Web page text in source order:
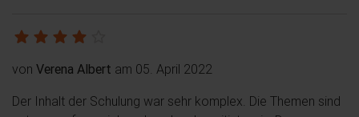
von Verena Albert am 05. April 2022
Der Inhalt der Schulung war sehr komplex. Die Themen sind